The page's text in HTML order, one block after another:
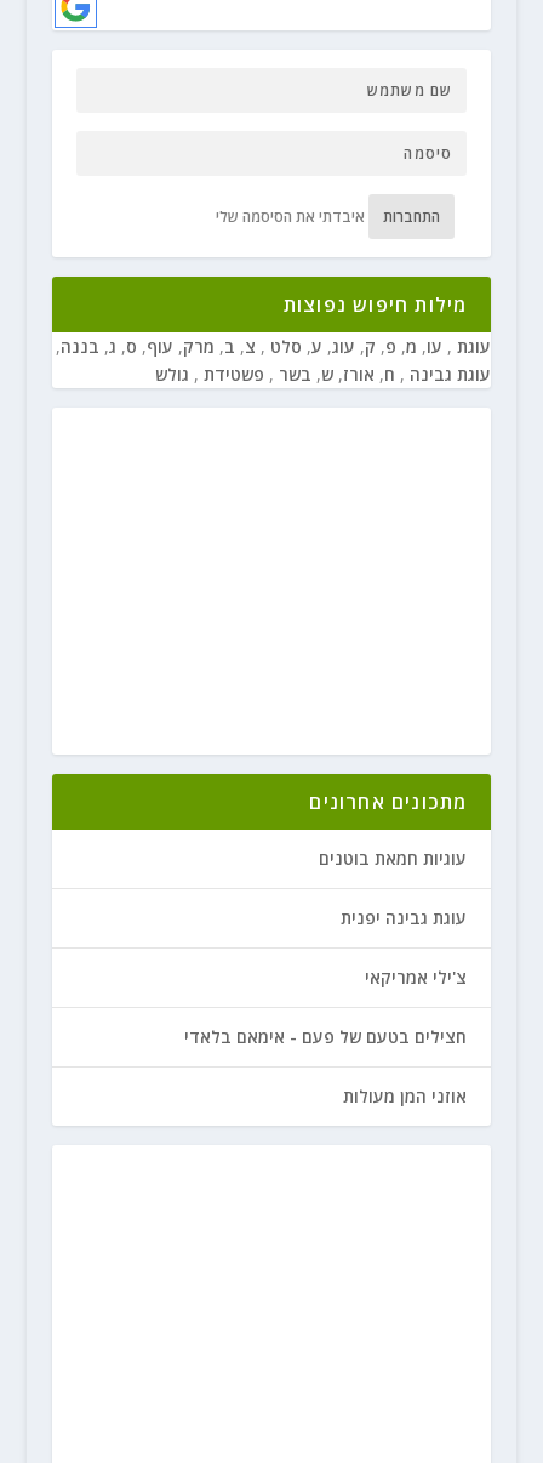
התחברות איבדתי את הסיסמה שלי
מילות חיפוש נפוצות
עוגת , עו, מ, פ, ק, עוג, ע, סלט , צ, ב, מרק, עוף, ס, ג, בננה,
עוגת גבינה , ח, אורז, ש, בשר , פשטידת , גולש
מתכונים אחרונים
עוגיות חמאת בוטנים
עוגת גבינה יפנית
צ'ילי אמריקאי
חצילים בטעם של פעם - אימאם בלאדי
אוזני המן מעולות